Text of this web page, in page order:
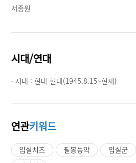
서종원
시대/연대
· 시대 :현대-현대(1945.8.15~현재)
연관키워드
임실치즈 필봉농악 임실군